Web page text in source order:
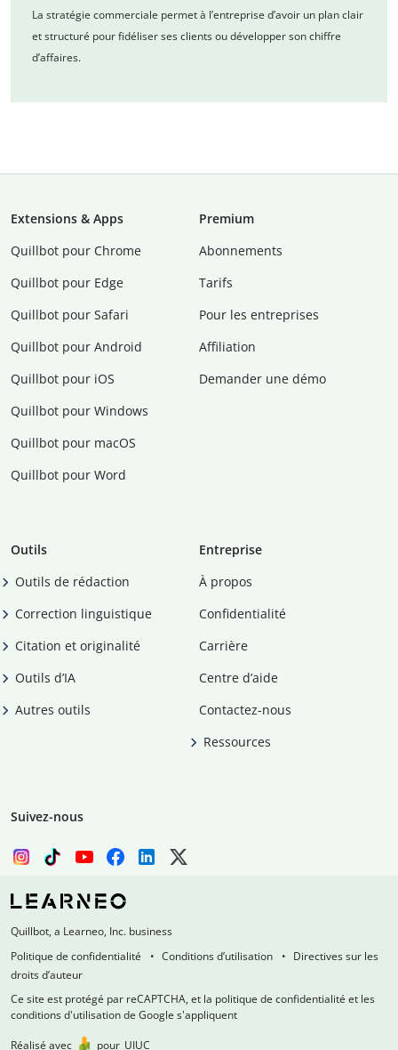
La stratégie commerciale permet à l’entreprise d’avoir un plan clair
et structuré pour fidéliser ses clients ou développer son chiffre
d’affaires.
Extensions & Apps
Quillbot pour Chrome
Quillbot pour Edge
Quillbot pour Safari
Quillbot pour Android
Quillbot pour iOS
Quillbot pour Windows
Quillbot pour macOS
Quillbot pour Word
Premium
Abonnements
Tarifs
Pour les entreprises
Affiliation
Demander une démo
Outils
Outils de rédaction
Correction linguistique
Citation et originalité
Outils d’IA
Autres outils
Entreprise
À propos
Confidentialité
Carrière
Centre d’aide
Contactez-nous
Ressources
Suivez-nous
Quillbot, a Learneo, Inc. business
Politique de confidentialité
Conditions d’utilisation
Directives sur les
droits d’auteur
Ce site est protégé par reCAPTCHA, et la politique de confidentialité et les
conditions d'utilisation de Google s'appliquent
Réalisé avec
pour UIUC